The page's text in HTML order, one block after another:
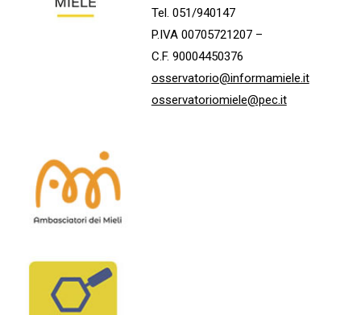
Tel. 051/940147
P.IVA 00705721207 –
C.F. 90004450376
osservatorio@informamiele.it
osservatoriomiele@pec.it